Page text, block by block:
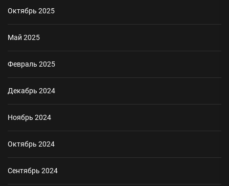
Октябрь 2025
Май 2025
Февраль 2025
Декабрь 2024
Ноябрь 2024
Октябрь 2024
Сентябрь 2024